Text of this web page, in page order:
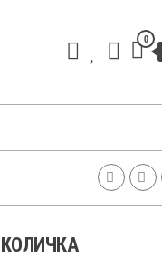
0
КОЛИЧКА